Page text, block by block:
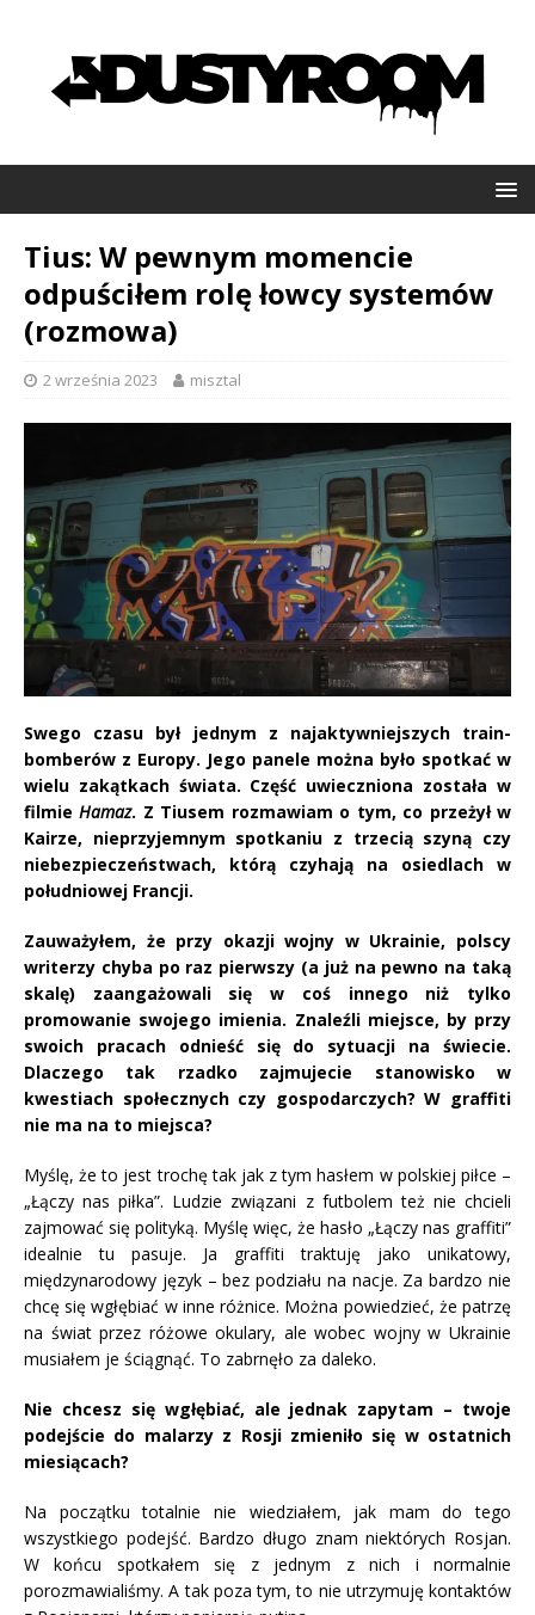
Tius: W pewnym momencie
odpuściłem rolę łowcy systemów
(rozmowa)
2 września 2023 misztal
Swego czasu był jednym z najaktywniejszych train-
bomberów z Europy. Jego panele można było spotkać w
wielu zakątkach świata. Część uwieczniona została w
filmieHamaz. Z Tiusem rozmawiam o tym, co przeżył w
Kairze, nieprzyjemnym spotkaniu z trzecią szyną czy
niebezpieczeństwach, którą czyhają na osiedlach w
południowej Francji.
Zauważyłem, że przy okazji wojny w Ukrainie, polscy
writerzy chyba po raz pierwszy (a już na pewno na taką
skalę) zaangażowali się w coś innego niż tylko
promowanie swojego imienia. Znaleźli miejsce, by przy
swoich pracach odnieść się do sytuacji na świecie.
Dlaczego tak rzadko zajmujecie stanowisko w
kwestiach społecznych czy gospodarczych? W graffiti
nie ma na to miejsca?
Myślę, że to jest trochę tak jak z tym hasłem w polskiej piłce –
„Łączy nas piłka”. Ludzie związani z futbolem też nie chcieli
zajmować się polityką. Myślę więc, że hasło „Łączy nas graffiti”
idealnie tu pasuje. Ja graffiti traktuję jako unikatowy,
międzynarodowy język – bez podziału na nacje. Za bardzo nie
chcę się wgłębiać w inne różnice. Można powiedzieć, że patrzę
na świat przez różowe okulary, ale wobec wojny w Ukrainie
musiałem je ściągnąć. To zabrnęło za daleko.
Nie chcesz się wgłębiać, ale jednak zapytam – twoje
podejście do malarzy z Rosji zmieniło się w ostatnich
miesiącach?
Na początku totalnie nie wiedziałem, jak mam do tego
wszystkiego podejść. Bardzo długo znam niektórych Rosjan.
W końcu spotkałem się z jednym z nich i normalnie
porozmawialiśmy. A tak poza tym, to nie utrzymuję kontaktów